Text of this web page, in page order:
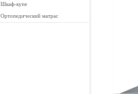
Шкаф-купе
Ортопедический матрас